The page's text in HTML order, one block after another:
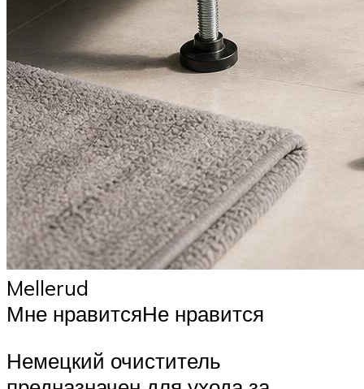
Mellerud
Мне нравитсяНе нравится
Немецкий очиститель